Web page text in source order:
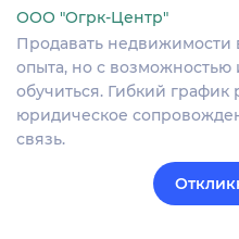
ООО "Огрк-Центр"
Продавать
опыта, но с
обучиться. Гибкий график
юридическое
связь.